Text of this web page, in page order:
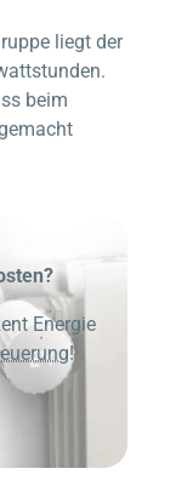
liegt der
beim
Energie
!